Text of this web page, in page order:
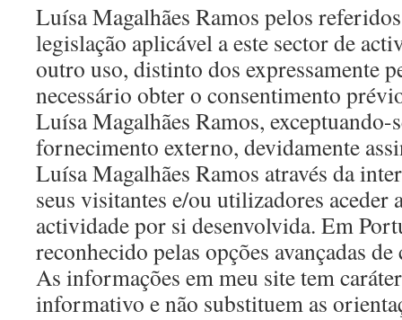
Luísa Magalhães Ramos pelos
legislação aplicável a este sector de
outro uso, distinto dos expressamente
necessário obter o consentimento
Luísa Magalhães Ramos, exceptuando-
fornecimento externo, devidamente
Luísa Magalhães Ramos através da
seus visitantes e/ou utilizadores aceder
actividade por si desenvolvida. Em
reconhecido pelas opções avançadas
As informações em meu site tem
informativo e não substituem as